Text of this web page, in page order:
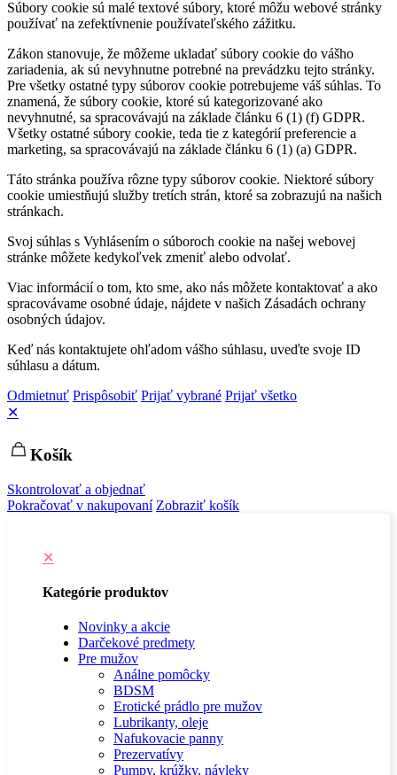
Súbory cookie sú malé textové súbory, ktoré môžu webové stránky
používať na zefektívnenie používateľského zážitku.
Zákon stanovuje, že môžeme ukladať súbory cookie do vášho
zariadenia, ak sú nevyhnutne potrebné na prevádzku tejto stránky.
Pre všetky ostatné typy súborov cookie potrebujeme váš súhlas. To
znamená, že súbory cookie, ktoré sú kategorizované ako
nevyhnutné, sa spracovávajú na základe článku 6 (1) (f) GDPR.
Všetky ostatné súbory cookie, teda tie z kategórií preferencie a
marketing, sa spracovávajú na základe článku 6 (1) (a) GDPR.
Táto stránka používa rôzne typy súborov cookie. Niektoré súbory
cookie umiestňujú služby tretích strán, ktoré sa zobrazujú na našich
stránkach.
Svoj súhlas s Vyhlásením o súboroch cookie na našej webovej
stránke môžete kedykoľvek zmeniť alebo odvolať.
Viac informácií o tom, kto sme, ako nás môžete kontaktovať a ako
spracovávame osobné údaje, nájdete v našich Zásadách ochrany
osobných údajov.
Keď nás kontaktujete ohľadom vášho súhlasu, uveďte svoje ID
súhlasu a dátum.
Odmietnuť Prispôsobiť Prijať vybrané Prijať všetko
✕
Košík
Skontrolovať a objednať
Pokračovať v nakupovaní Zobraziť košík
✕
Kategórie produktov
Novinky a akcie
Darčekové predmety
Pre mužov
Análne pomôcky
BDSM
Erotické prádlo pre mužov
Lubrikanty, oleje
Nafukovacie panny
Prezervatívy
Pumpy, krúžky, návleky